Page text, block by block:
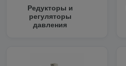
Редукторы и
регуляторы
давления